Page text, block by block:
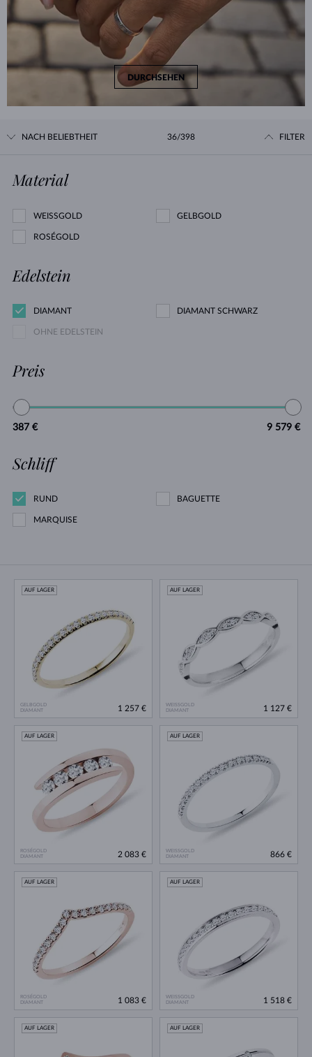
DURCHSEHEN
NACH BELIEBTHEIT 36/398 FILTER
Material
WEISSGOLD GELBGOLD
ROSÉGOLD
Edelstein
DIAMANT DIAMANT SCHWARZ
OHNE EDELSTEIN
Preis
387 € 9 579 €
Schliff
RUND BAGUETTE
MARQUISE
GELBGOLD
DIAMANT
AUF LAGER
1 257 €
WEISSGOLD
DIAMANT
AUF LAGER
1 127 €
ROSÉGOLD
DIAMANT
AUF LAGER
2 083 €
WEISSGOLD
DIAMANT
AUF LAGER
866 €
ROSÉGOLD
DIAMANT
AUF LAGER
1 083 €
WEISSGOLD
DIAMANT
AUF LAGER
1 518 €
AUF LAGER AUF LAGER